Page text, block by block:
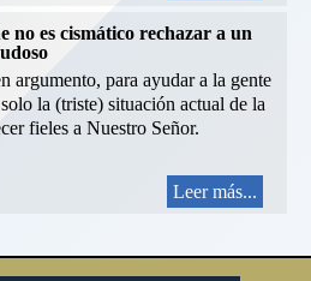
no es cismático rechazar a un
para ayudar a la gente
la (triste) situación actual de la
fieles a Nuestro Señor.
Leer más...